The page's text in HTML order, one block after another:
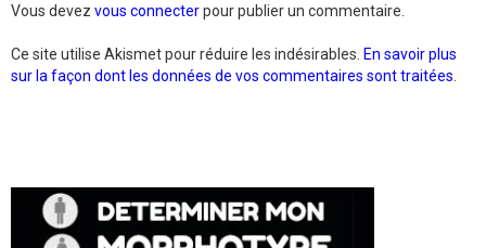
Vous devez vous connecterpour publier un commentaire.
Ce site utilise Akismet pour réduire les indésirables. En savoir plus
sur la façon dont les données de vos commentaires sont traitées